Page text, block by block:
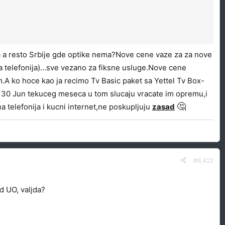
resto Srbije gde optike nema?Nove cene vaze za za nove
vezano za fiksne usluge.Nove cene
ko hoce kao ja recimo Tv Basic paket sa Yettel Tv Box-
Jun tekuceg meseca u tom slucaju vracate im opremu,i
telefonija i kucni internet,ne poskupljuju zasad 🤔
#6,422
UO, valjda?